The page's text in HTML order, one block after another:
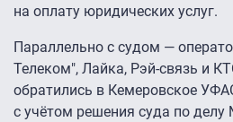
на оплату юридических услуг.
Параллельно с судом —
Телеком", Лайка, Рэй-связь и
обратились в Кемеровское
с учётом решения суда по